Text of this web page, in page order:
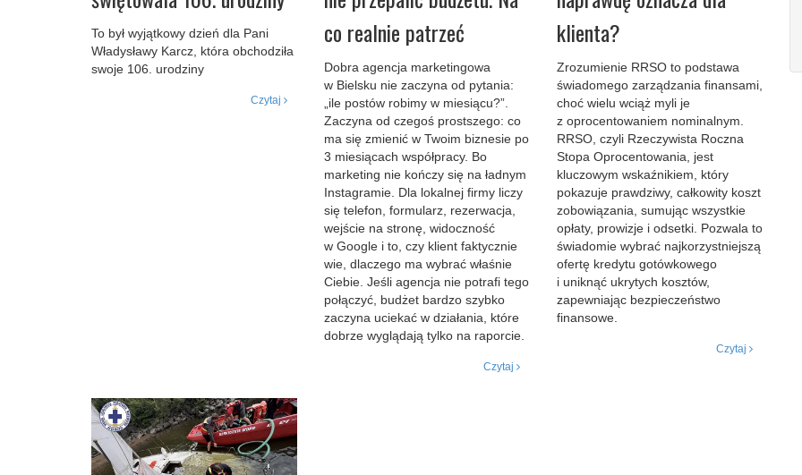
To był wyjątkowy dzień dla Pani
Władysławy Karcz, która obchodziła
swoje 106. urodziny
Czytaj
co realnie patrzeć
Dobra agencja marketingowa
w Bielsku nie zaczyna od pytania:
„ile postów robimy w miesiącu?”.
Zaczyna od czegoś prostszego: co
ma się zmienić w Twoim biznesie po
3 miesiącach współpracy. Bo
marketing nie kończy się na ładnym
Instagramie. Dla lokalnej firmy liczy
się telefon, formularz, rezerwacja,
wejście na stronę, widoczność
w Google i to, czy klient faktycznie
wie, dlaczego ma wybrać właśnie
Ciebie. Jeśli agencja nie potrafi tego
połączyć, budżet bardzo szybko
zaczyna uciekać w działania, które
dobrze wyglądają tylko na raporcie.
Czytaj
klienta?
Zrozumienie RRSO to podstawa
świadomego zarządzania finansami,
choć wielu wciąż myli je
z oprocentowaniem nominalnym.
RRSO, czyli Rzeczywista Roczna
Stopa Oprocentowania, jest
kluczowym wskaźnikiem, który
pokazuje prawdziwy, całkowity koszt
zobowiązania, sumując wszystkie
opłaty, prowizje i odsetki. Pozwala to
świadomie wybrać najkorzystniejszą
ofertę kredytu gotówkowego
i uniknąć ukrytych kosztów,
zapewniając bezpieczeństwo
finansowe.
Czytaj